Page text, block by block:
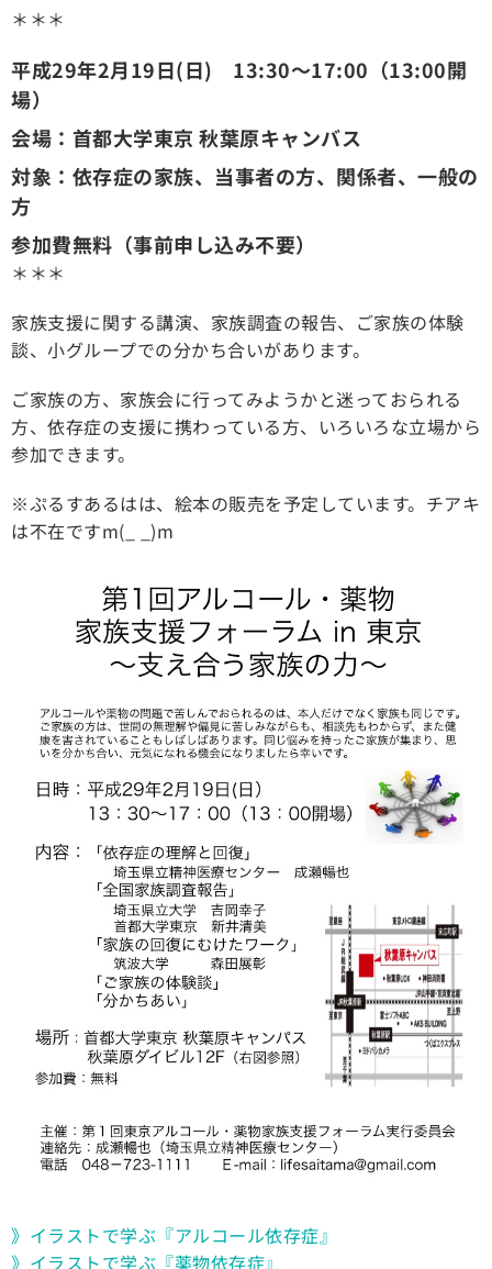
＊＊＊
平成29年2月19日(日) 13:30〜17:00（13:00開
場）
会場：首都大学東京 秋葉原キャンバス
対象：依存症の家族、当事者の方、関係者、一般の
方
参加費無料（事前申し込み不要）
＊＊＊
家族支援に関する講演、家族調査の報告、ご家族の体験
談、小グループでの分かち合いがあります。
ご家族の方、家族会に行ってみようかと迷っておられる
方、依存症の支援に携わっている方、いろいろな立場から
参加できます。
※ぷるすあるはは、絵本の販売を予定しています。チアキ
は不在ですm(_ _)m
》イラストで学ぶ『アルコール依存症』
》イラストで学ぶ『薬物依存症』